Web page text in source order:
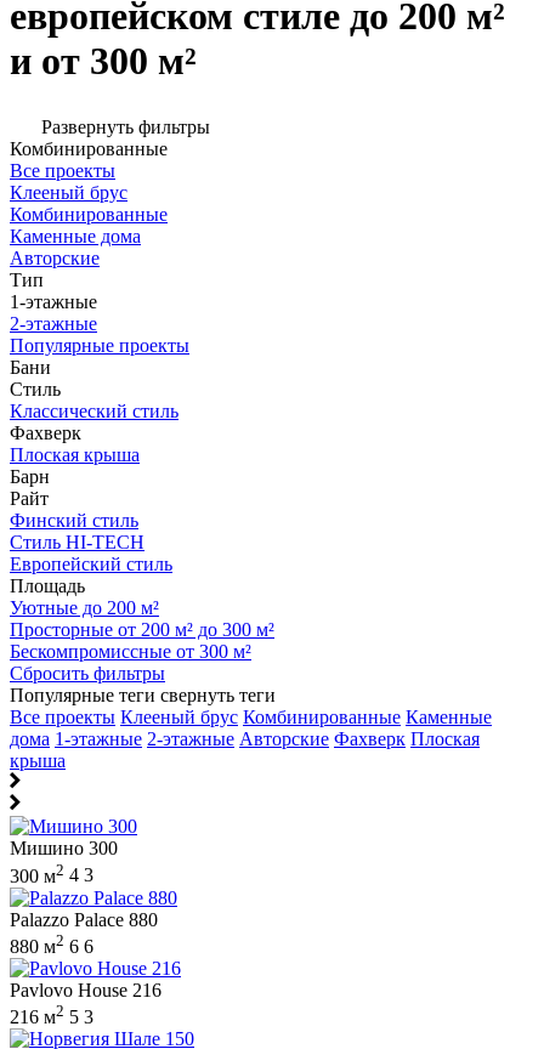
европейском стиле до 200 м²
и от 300 м²
Развернуть фильтры
Комбинированные
Все проекты
Клееный брус
Комбинированные
Каменные дома
Авторские
Тип
1-этажные
2-этажные
Популярные проекты
Бани
Стиль
Классический стиль
Фахверк
Плоская крыша
Барн
Райт
Финский стиль
Стиль HI-TECH
Европейский стиль
Площадь
Уютные до 200 м²
Просторные от 200 м² до 300 м²
Бескомпромиссные от 300 м²
Сбросить фильтры
Популярные теги свернуть теги
Все проекты Клееный брус Комбинированные Каменные
дома 1-этажные 2-этажные Авторские Фахверк Плоская
крыша
Мишино 300
300 м2 4 3
Palazzo Palace 880
880 м2 6 6
Pavlovo House 216
216 м2 5 3